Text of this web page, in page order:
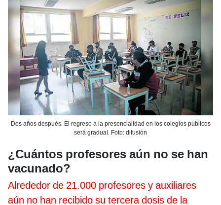
Dos años después. El regreso a la presencialidad en los colegios públicos
será gradual. Foto: difusión
¿Cuántos profesores aún no se han
vacunado?
Alrededor de 21.000 profesores y auxiliares
aún no han recibido su tercera dosis de la